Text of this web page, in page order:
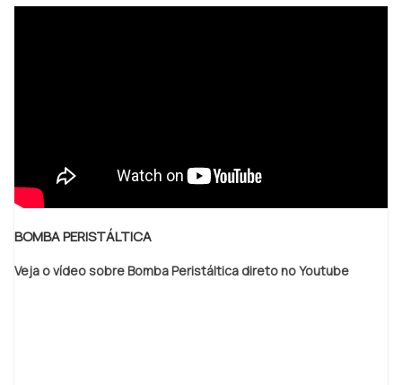
BOMBA PERISTÁLTICA
Veja o vídeo sobre Bomba Peristáltica direto no Youtube